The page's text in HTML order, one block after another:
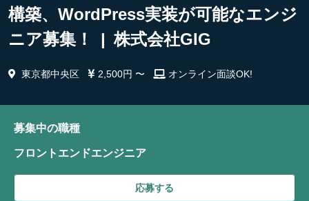
構築、WordPress実装が可能なエンジ
ニア募集！ | 株式会社GIG
東京都中央区 2,500円 〜 オンライン面談OK!
募集中の職種
フロントエンドエンジニア
応募する